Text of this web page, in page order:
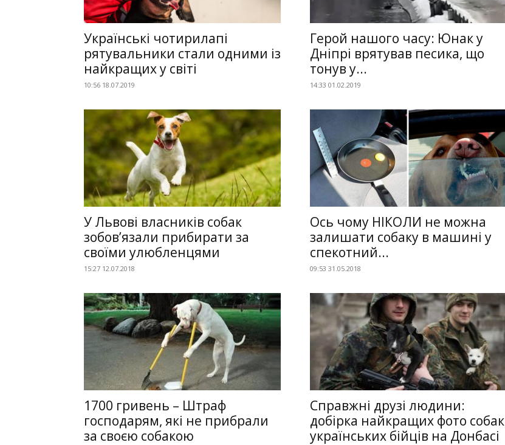
Українські чотирилапі
рятувальники стали одними із
найкращих у світі
10:56 18.07.2019
Герой нашого часу: Юнак у
Дніпрі врятував песика, що
тонув у...
14:33 01.02.2019
У Львові власників собак
зобов’язали прибирати за
своїми улюбленцями
15:27 12.07.2018
Ось чому НІКОЛИ не можна
залишати собаку в машині у
спекотний...
09:53 31.05.2018
1700 гривень – Штраф
господарям, які не прибрали
за своєю собакою
Справжні друзі людини:
добірка найкращих фото собак
українських бійців на Донбасі